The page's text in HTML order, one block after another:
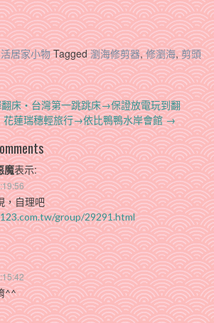
居家小物Tagged瀏海修剪器,修瀏海,剪頭
床‧台灣第一跳跳床→保證放電玩到翻
蓮瑞穗輕旅行→依比鴨鴨水岸會館→
魔表示:
，自理吧
group/29291.html
^^